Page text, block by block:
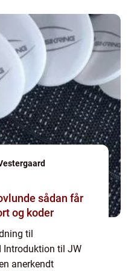
får
og koder
til
Introduktion til JW
anerkendt